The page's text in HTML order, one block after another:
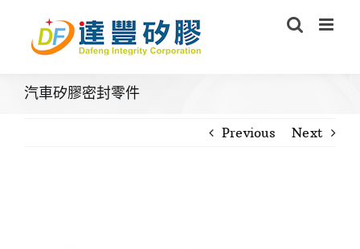
content
汽車矽膠密封零件
Previous Next